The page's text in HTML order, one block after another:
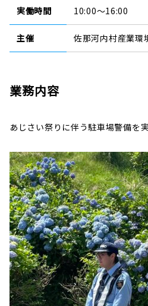
実働時間 10:00～16:00
主催 佐那河内村産業環
業務内容
あじさい祭りに伴う駐車場警備を